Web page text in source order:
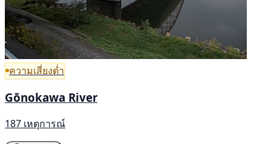
ความเสี่ยงต่ำ
Gōnokawa River
187 เหตุการณ์